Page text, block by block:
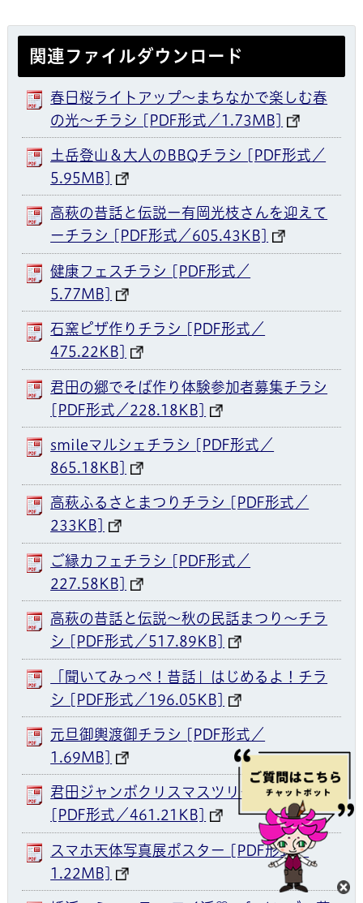
関連ファイルダウンロード
春日桜ライトアップ～まちなかで楽しむ春
の光～チラシ [PDF形式／1.73MB]
土岳登山＆大人のBBQチラシ [PDF形式／
5.95MB]
高萩の昔話と伝説ー有岡光枝さんを迎えて
ーチラシ [PDF形式／605.43KB]
健康フェスチラシ [PDF形式／
5.77MB]
石窯ピザ作りチラシ [PDF形式／
475.22KB]
君田の郷でそば作り体験参加者募集チラシ
[PDF形式／228.18KB]
smileマルシェチラシ [PDF形式／
865.18KB]
高萩ふるさとまつりチラシ [PDF形式／
233KB]
ご縁カフェチラシ [PDF形式／
227.58KB]
高萩の昔話と伝説～秋の民話まつり～チラ
シ [PDF形式／517.89KB]
「聞いてみっぺ！昔話」はじめるよ！チラ
シ [PDF形式／196.05KB]
元旦御輿渡御チラシ [PDF形式／
1.69MB]
君田ジャンボクリスマスツリーチラシ
[PDF形式／461.21KB]
スマホ天体写真展ポスター [PDF形式／
1.22MB]